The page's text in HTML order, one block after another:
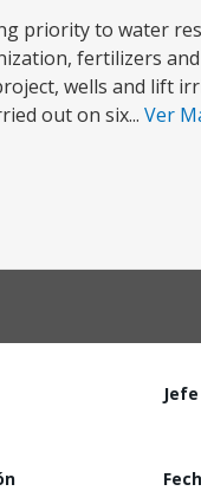
priority to water
fertilizers
wells and lift
out on six... Ver